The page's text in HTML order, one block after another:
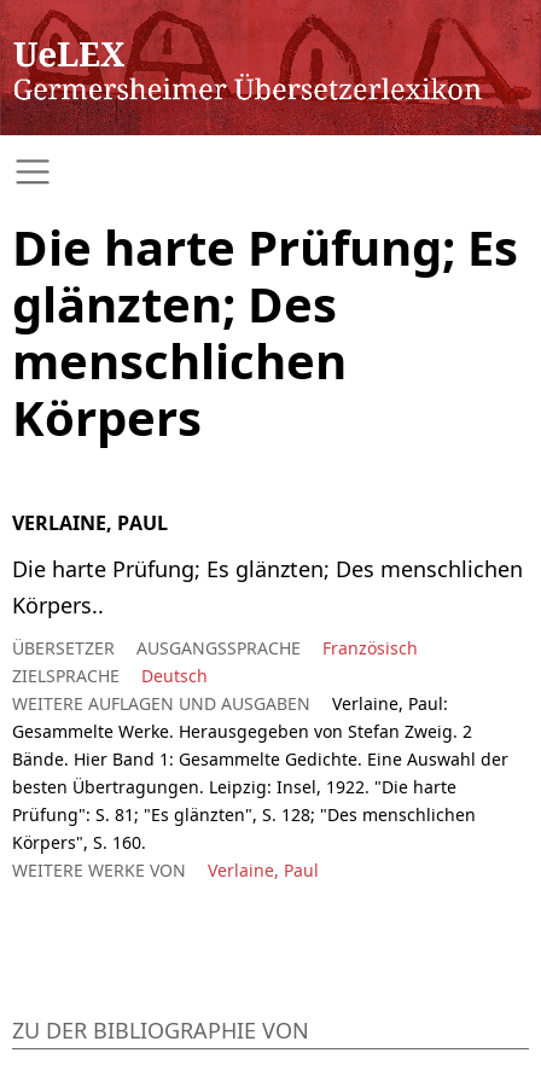
Die harte Prüfung; Es
glänzten; Des
menschlichen
Körpers
VERLAINE, PAUL
Die harte Prüfung; Es glänzten; Des menschlichen
Körpers..
ÜBERSETZER AUSGANGSSPRACHE
Französisch
ZIELSPRACHE
Deutsch
WEITERE AUFLAGEN UND AUSGABEN
Verlaine, Paul:
Gesammelte Werke. Herausgegeben von Stefan Zweig. 2
Bände. Hier Band 1: Gesammelte Gedichte. Eine Auswahl der
besten Übertragungen. Leipzig: Insel, 1922. "Die harte
Prüfung": S. 81; "Es glänzten", S. 128; "Des menschlichen
Körpers", S. 160.
WEITERE WERKE VON
Verlaine, Paul
ZU DER BIBLIOGRAPHIE VON